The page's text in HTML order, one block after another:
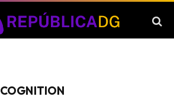
COGNITION